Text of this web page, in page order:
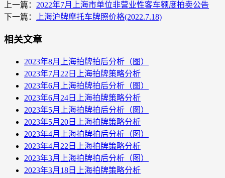
上一篇： 2022年7月上海市单位非营业性客车额度拍卖公告
下一篇：
上海沪牌摩托车牌照价格(2022.7.18)
相关文章
2023年8月上海拍牌拍后分析（图）
2023年7月22日上海拍牌策略分析
2023年6月上海拍牌拍后分析（图）
2023年6月24日上海拍牌策略分析
2023年5月上海拍牌拍后分析（图）
2023年5月20日上海拍牌策略分析
2023年4月上海拍牌拍后分析（图）
2023年4月22日上海拍牌策略分析
2023年3月上海拍牌拍后分析（图）
2023年3月18日上海拍牌策略分析